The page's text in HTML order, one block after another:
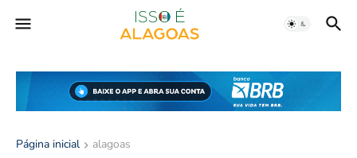
Página inicial alagoas